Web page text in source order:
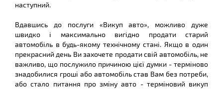
наступний.
Вдавшись до послуги «Викуп авто», можливо дуже
швидко і максимально вигідно продати старий
автомобіль в будь-якому технічному стані. Якщо в один
прекрасний день Ви захочете продати свій автомобіль, не
важливо, що послужило причиною цієї думки - терміново
знадобилися гроші або автомобіль став Вам без потреби,
або стало питання про зміну авто - терміновий викуп